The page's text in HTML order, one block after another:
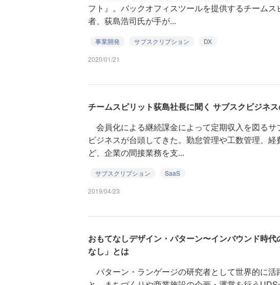
フト』。バックオフィスツールを提供するチームス
者、荻島浩司氏が手が...
事業開発 サブスクリプション DX
2020/01/21
チームスピリット荻島社長に聞く サブスクビジネ
会員化による継続課金によって定期収入を図るサ
ビジネスが台頭してきた。勤怠管理や工数管理、経
ど、企業の間接業務を支...
サブスクリプション SaaS
2019/04/23
おもてなしデザイン・パターン〜インバウンド時代
なし」とは
パターン・ランゲージの研究者として世界的に活